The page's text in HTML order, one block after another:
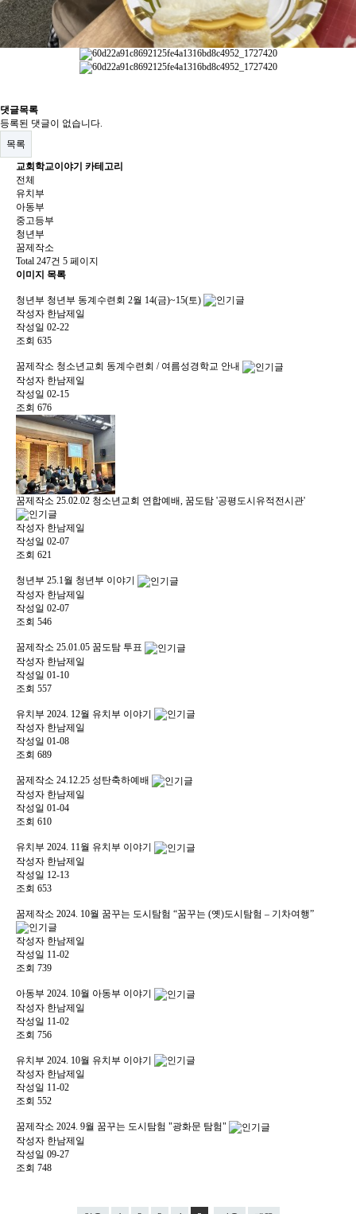
댓글목록
등록된 댓글이 없습니다.
목록
교회학교이야기 카테고리
전체
유치부
아동부
중고등부
청년부
꿈제작소
Total 247건 5 페이지
이미지 목록
청년부 청년부 동계수련회 2월 14(금)~15(토)
작성자 한남제일
작성일 02-22
조회 635
꿈제작소 청소년교회 동계수련회 / 여름성경학교 안내
작성자 한남제일
작성일 02-15
조회 676
꿈제작소 25.02.02 청소년교회 연합예배, 꿈도탐 '공평도시유적전시관'
작성자 한남제일
작성일 02-07
조회 621
청년부 25.1월 청년부 이야기
작성자 한남제일
작성일 02-07
조회 546
꿈제작소 25.01.05 꿈도탐 투표
작성자 한남제일
작성일 01-10
조회 557
유치부 2024. 12월 유치부 이야기
작성자 한남제일
작성일 01-08
조회 689
꿈제작소 24.12.25 성탄축하예배
작성자 한남제일
작성일 01-04
조회 610
유치부 2024. 11월 유치부 이야기
작성자 한남제일
작성일 12-13
조회 653
꿈제작소 2024. 10월 꿈꾸는 도시탐험 “꿈꾸는 (옛)도시탐험 – 기차여행”
작성자 한남제일
작성일 11-02
조회 739
아동부 2024. 10월 아동부 이야기
작성자 한남제일
작성일 11-02
조회 756
유치부 2024. 10월 유치부 이야기
작성자 한남제일
작성일 11-02
조회 552
꿈제작소 2024. 9월 꿈꾸는 도시탐험 "광화문 탐험"
작성자 한남제일
작성일 09-27
조회 748